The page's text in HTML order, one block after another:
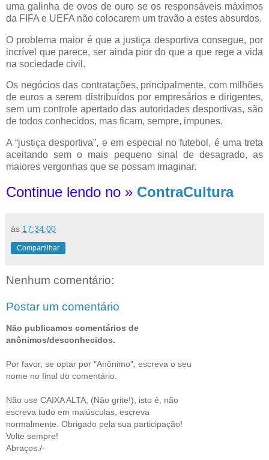
uma galinha de ovos de ouro se os responsáveis máximos
da FIFA e UEFA não colocarem um travão a estes absurdos.
O problema maior é que a justiça desportiva consegue, por
incrível que parece, ser ainda pior do que a que rege a vida
na sociedade civil.
Os negócios das contratações, principalmente, com milhões
de euros a serem distribuídos por empresários e dirigentes,
sem um controle apertado das autoridades desportivas, são
de todos conhecidos, mas ficam, sempre, impunes.
A “justiça desportiva”, e em especial no futebol, é uma treta
aceitando sem o mais pequeno sinal de desagrado, as
maiores vergonhas que se possam imaginar.
Continue lendo no » ContraCultura
às 17:34:00
Compartilhar
Nenhum comentário:
Postar um comentário
Não publicamos comentários de
anônimos/desconhecidos.
Por favor, se optar por "Anônimo", escreva o seu
nome no final do comentário.
Não use CAIXA ALTA, (Não grite!), isto é, não
escreva tudo em maiúsculas, escreva
normalmente. Obrigado pela sua participação!
Volte sempre!
Abraços./-